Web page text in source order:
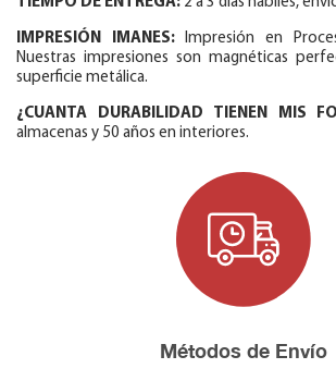
IMPRESIÓN IMANES:Impresión en
Nuestras impresiones son magnéticas
superficie metálica.
¿CUANTA DURABILIDAD TIENEN MIS
almacenas y 50 años en interiores.
Métodos de Envío